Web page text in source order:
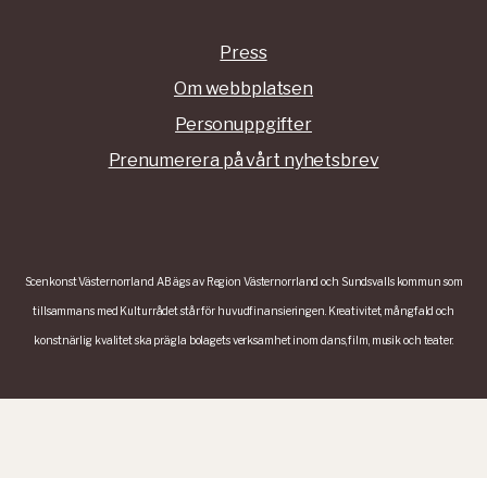
Press
Om webbplatsen
Personuppgifter
Prenumerera på vårt nyhetsbrev
Scenkonst Västernorrland AB ägs av Region Västernorrland och Sundsvalls kommun som
tillsammans med Kulturrådet står för huvudfinansieringen. Kreativitet, mångfald och
konstnärlig kvalitet ska prägla bolagets verksamhet inom dans, film, musik och teater.